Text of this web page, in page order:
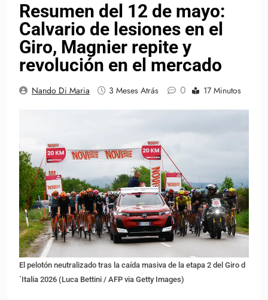
Resumen del 12 de mayo:
Calvario de lesiones en el
Giro, Magnier repite y
revolución en el mercado
Nando Di Maria 3 Meses Atrás 0 17 Minutos
El pelotón neutralizado tras la caída masiva de la etapa 2 del Giro d
´Italia 2026 (Luca Bettini / AFP via Getty Images)